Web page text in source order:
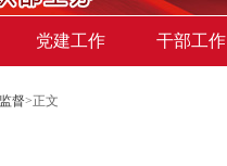
党建工作 干部工作
督>正文